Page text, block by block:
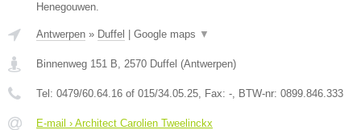
Henegouwen.
Antwerpen » Duffel Google maps ▼
Binnenweg 151 B, 2570 Duffel (Antwerpen)
Tel: 0479/60.64.16 of 015/34.05.25, Fax: -, BTW-nr: 0899.846.333
E-mail › Architect Carolien Tweelinckx